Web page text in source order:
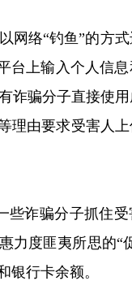
网络“钓鱼”的方
台上输入个人信
诈骗分子直接使用
理由要求受害人
些诈骗分子抓住受
力度匪夷所思的“
银行卡余额。